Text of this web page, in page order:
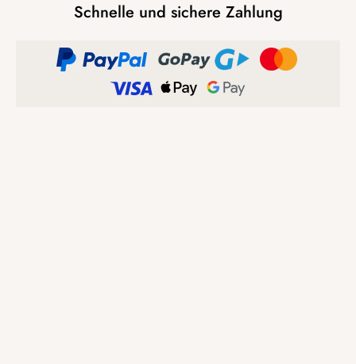
Schnelle und sichere Zahlung